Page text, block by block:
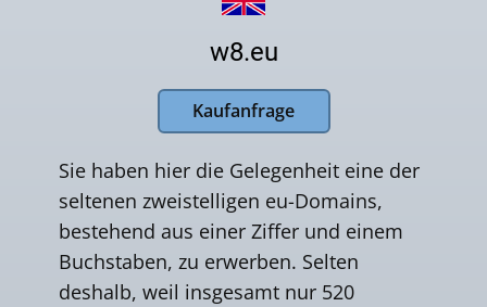
w8.eu
Kaufanfrage
Sie haben hier die Gelegenheit eine der
seltenen zweistelligen eu-Domains,
bestehend aus einer Ziffer und einem
Buchstaben, zu erwerben. Selten
deshalb, weil insgesamt nur 520